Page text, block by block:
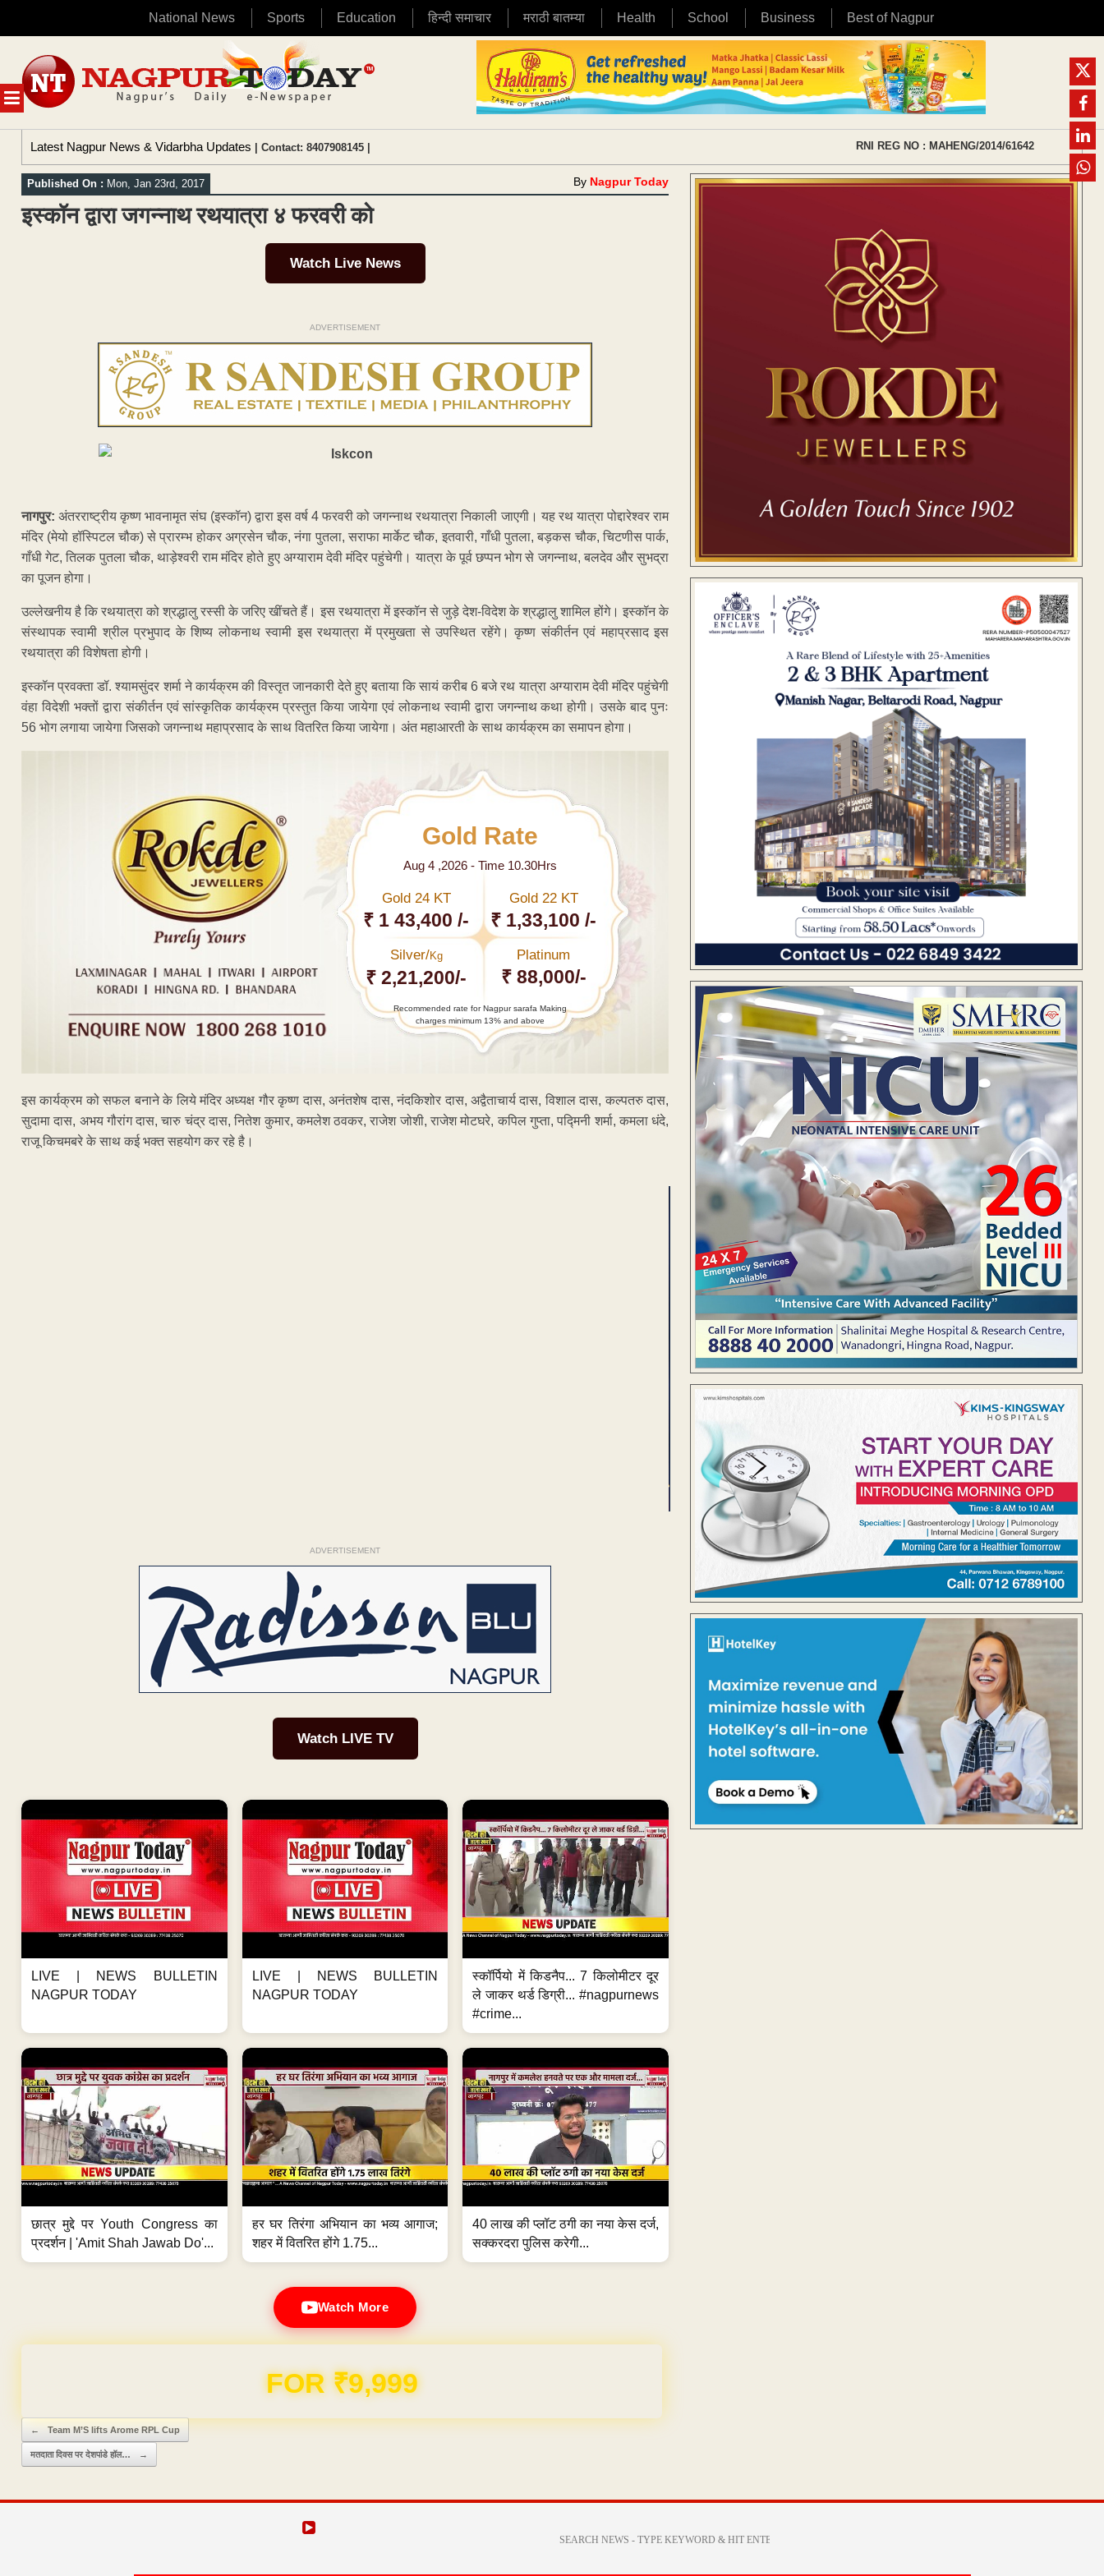
National News Sports Education हिन्दी समाचार मराठी बातम्या Health School Business Best of Nagpur
MENU
content
Latest Nagpur News & Vidarbha Updates | Contact: 8407908145 | RNI REG NO : MAHENG/2014/61642
Published On : Mon, Jan 23rd, 2017 By Nagpur Today
इस्कॉन द्वारा जगन्नाथ रथयात्रा ४ फरवरी को
Watch Live News
ADVERTISEMENT
नागपुर: अंतरराष्ट्रीय कृष्ण भावनामृत संघ (इस्कॉन) द्वारा इस वर्ष 4 फरवरी को जगन्नाथ रथयात्रा निकाली जाएगी। यह रथ यात्रा पोद्दारेश्वर राम
मंदिर (मेयो हॉस्पिटल चौक) से प्रारम्भ होकर अग्रसेन चौक, नंगा पुतला, सराफा मार्केट चौक, इतवारी, गाँधी पुतला, बड़कस चौक, चिटणीस पार्क,
गाँधी गेट, तिलक पुतला चौक, थाड़ेश्वरी राम मंदिर होते हुए अग्याराम देवी मंदिर पहुंचेगी। यात्रा के पूर्व छप्पन भोग से जगन्नाथ, बलदेव और सुभद्रा
का पूजन होगा।
उल्लेखनीय है कि रथयात्रा को श्रद्धालु रस्सी के जरिए खींचते हैं। इस रथयात्रा में इस्कॉन से जुड़े देश-विदेश के श्रद्धालु शामिल होंगे। इस्कॉन के
संस्थापक स्वामी श्रील प्रभुपाद के शिष्य लोकनाथ स्वामी इस रथयात्रा में प्रमुखता से उपस्थित रहेंगे। कृष्ण संकीर्तन एवं महाप्रसाद इस
रथयात्रा की विशेषता होगी।
इस्कॉन प्रवक्ता डॉ. श्यामसुंदर शर्मा ने कार्यक्रम की विस्तृत जानकारी देते हुए बताया कि सायं करीब 6 बजे रथ यात्रा अग्याराम देवी मंदिर पहुंचेगी
वंहा विदेशी भक्तों द्वारा संकीर्तन एवं सांस्कृतिक कार्यक्रम प्रस्तुत किया जायेगा एवं लोकनाथ स्वामी द्वारा जगन्नाथ कथा होगी। उसके बाद पुनः
56 भोग लगाया जायेगा जिसको जगन्नाथ महाप्रसाद के साथ वितरित किया जायेगा। अंत महाआरती के साथ कार्यक्रम का समापन होगा।
Gold Rate
Aug 4 ,2026 - Time 10.30Hrs
Gold 24 KT
₹ 1 43,400 /-
Gold 22 KT
₹ 1,33,100 /-
Silver/Kg
₹ 2,21,200/-
Platinum
₹ 88,000/-
Recommended rate for Nagpur sarafa Making
charges minimum 13% and above
इस कार्यक्रम को सफल बनाने के लिये मंदिर अध्यक्ष गौर कृष्ण दास, अनंतशेष दास, नंदकिशोर दास, अद्वैताचार्य दास, विशाल दास, कल्पतरु दास,
सुदामा दास, अभय गौरांग दास, चारु चंद्र दास, नितेश कुमार, कमलेश ठवकर, राजेश जोशी, राजेश मोटघरे, कपिल गुप्ता, पद्मिनी शर्मा, कमला धंदे,
राजू किचमबरे के साथ कई भक्त सहयोग कर रहे है।
ADVERTISEMENT
Watch LIVE TV
LIVE | NEWS BULLETIN
NAGPUR TODAY
LIVE | NEWS BULLETIN
NAGPUR TODAY
स्कॉर्पियो में किडनैप... 7 किलोमीटर दूर
ले जाकर थर्ड डिग्री... #nagpurnews
#crime...
छात्र मुद्दे पर Youth Congress का
प्रदर्शन | 'Amit Shah Jawab Do'...
हर घर तिरंगा अभियान का भव्य आगाज;
शहर में वितरित होंगे 1.75...
40 लाख की प्लॉट ठगी का नया केस दर्ज,
सक्करदरा पुलिस करेगी...
Watch More
FOR ₹9,999
Post navigation
← Team M’S lifts Arome RPL Cup
मतदाता दिवस पर देशपांडे हॉल… →